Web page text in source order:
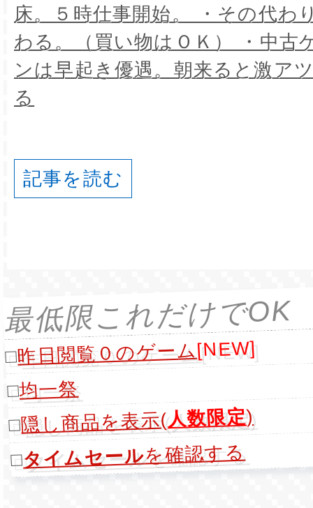
床。５時仕事開始。 ・その代わ
わる。（買い物はＯＫ） ・中古
ンは早起き優遇。朝来ると激ア
る
記事を読む
最低限これだけでOK
□昨日閲覧０のゲーム[NEW]
□均一祭
□隠し商品を表示(人数限定)
□タイムセールを確認する